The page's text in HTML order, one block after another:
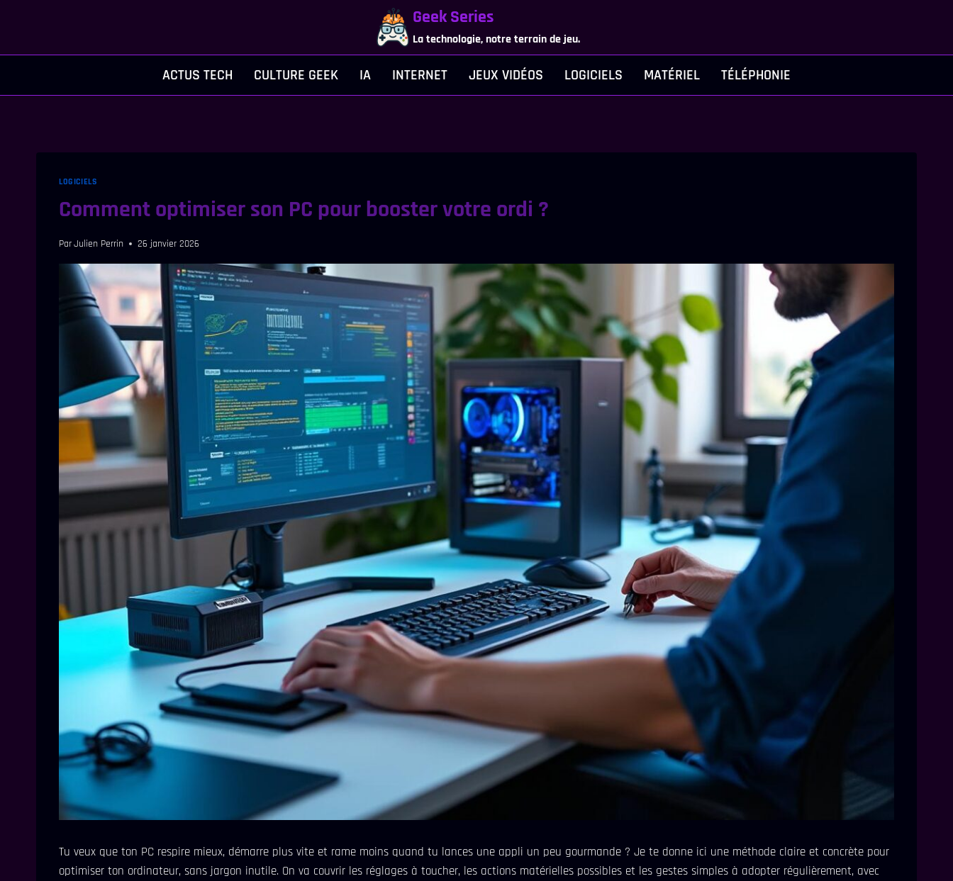
Geek Series
La technologie, notre terrain de jeu.
ACTUS TECH CULTURE GEEK IA INTERNET JEUX VIDÉOS LOGICIELS MATÉRIEL TÉLÉPHONIE
LOGICIELS
Comment optimiser son PC pour booster votre ordi ?
ParJulien Perrin 26 janvier 2026
Tu veux que ton PC respire mieux, démarre plus vite et rame moins quand tu lances une appli un peu gourmande ? Je te donne ici une méthode claire et concrète pour
optimiser ton ordinateur, sans jargon inutile. On va couvrir les réglages à toucher, les actions matérielles possibles et les gestes simples à adopter régulièrement, avec